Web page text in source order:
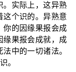
。实际上，这异熟
这个识的。异熟意
你的因缘果报会成
缘果报会成就，成
中的一切诸法。
。